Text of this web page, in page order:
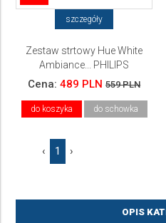
szczegóły
Zestaw strtowy Hue White
Ambiance... PHILIPS
Cena:489 PLN 559 PLN
do koszyka do schowka
‹ 1 ›
OPIS